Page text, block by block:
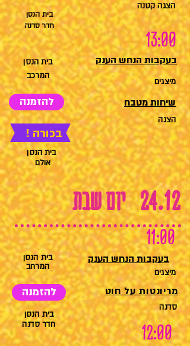
בית הנסן
חדר סדנה
הצגהקטנה
13:00
מיצגים
בעקבות הנחש הענק
בית הנסן
המרכב
להזמנה
בכורה !
שיחות מטבח
הצגה
בית הנסן
אולם
יום שבת 24.12
11:00
בית הנסן
המרחב
להזמנה
בית הנסן
חדר סדנה
מיצגים
מריונטות על חוט
סדנה
12:00
בעקבות הנחש הענק